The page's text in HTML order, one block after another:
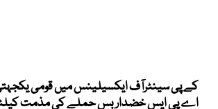
کے پی سینٹرآف ایکسیلینس میں قومی
اے پی ایس خضدار بس حملے کی مذمت